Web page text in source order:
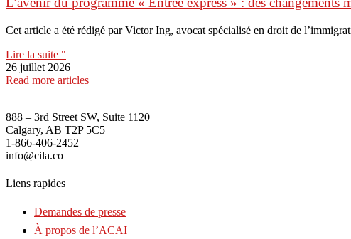
Cet article a été rédigé par Victor Ing, avocat spécialisé en droit de
Lire la suite "
26 juillet 2026
Read more articles
888 – 3rd Street SW, Suite 1120
Calgary, AB T2P 5C5
1-866-406-2452
info@cila.co
Liens rapides
Demandes de presse
À propos de l’ACAI